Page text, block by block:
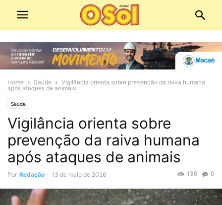
Home Saúde
Vigilância orienta sobre prevenção da raiva humana
após ataques de animais
Saúde
Vigilância orienta sobre
prevenção da raiva humana
após ataques de animais
Por Redação - 13 de maio de 2026 0
136